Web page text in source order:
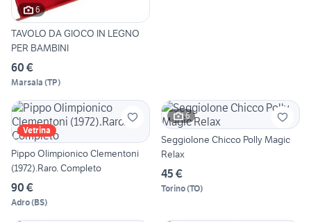
6
TAVOLO DA GIOCO IN LEGNO
PER BAMBINI
60 €
Marsala (TP)
Vetrina
Pippo Olimpionico Clementoni
(1972).Raro. Completo
90 €
Adro(BS)
6
Seggiolone Chicco Polly Magic
Relax
45 €
Torino(TO)